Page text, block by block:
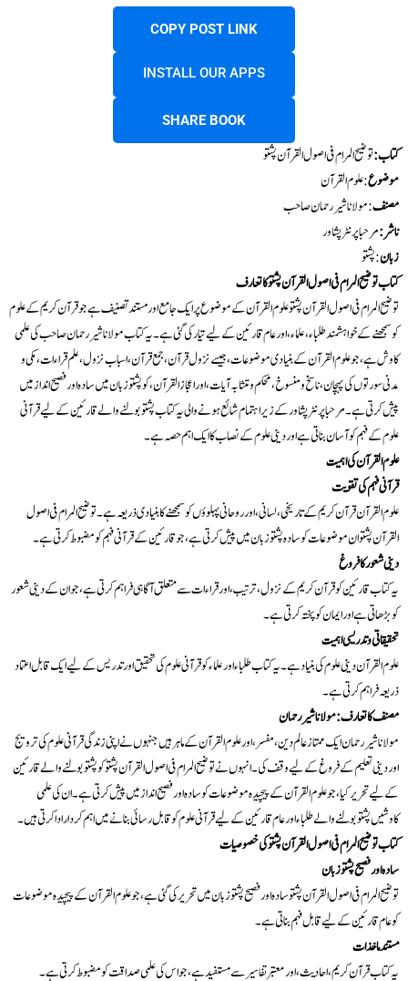
COPY POST LINK
INSTALL OUR APPS
SHARE BOOK
کتاب:توضیح المرام فی اصول القرآن پشتو
موضوع: علوم القرآن
مصنف: مولانا شیر رحمان صاحب
ناشر :مرحبا پرنٹر پشاور
زبان: پشتو
کتاب توضیح المرام فی اصول القرآن پشتو کا تعارف
توضیح المرام فی اصول القرآن پشتو علوم القرآن کے موضوع پر ایک جامع اور مستند تصنیف ہے جو قرآن کریم کے علوم
کو سمجھنے کے خواہشمند طلباء، علماء، اور عام قارئین کے لیے تیار کی گئی ہے۔ یہ کتاب مولانا شیر رحمان صاحب کی علمی
کاوش ہے، جو علوم القرآن کے بنیادی موضوعات، جیسے نزول قرآن، جمع قرآن، اسباب نزول، علم قراءات، مکی و
مدنی سورتوں کی پہچان، ناسخ و منسوخ، محکم و متشابہ آیات، اور اعجاز القرآن، کو پشتو زبان میں سادہ اور فصیح انداز میں
پیش کرتی ہے۔ مرحبا پرنٹر پشاور کے زیر اہتمام شائع ہونے والی یہ کتاب پشتو بولنے والے قارئین کے لیے قرآنی
علوم کے فہم کو آسان بناتی ہے اور دینی علوم کے نصاب کا ایک اہم حصہ ہے۔
علوم القرآن کی اہمیت
قرآنی فہم کی تقویت
علوم القرآن قرآن کریم کے تاریخی، لسانی، اور روحانی پہلوؤں کو سمجھنے کا بنیادی ذریعہ ہے۔ توضیح المرام فی اصول
القرآن پشتو ان موضوعات کو سادہ پشتو زبان میں پیش کرتی ہے، جو قارئین کے قرآنی فہم کو مضبوط کرتی ہے۔
دینی شعور کا فروغ
یہ کتاب قارئین کو قرآن کریم کے نزول، ترتیب، اور قراءات سے متعلق آگاہی فراہم کرتی ہے، جو ان کے دینی شعور
کو بڑھاتی ہے اور ایمان کو پختہ کرتی ہے۔
تحقیقاتی و تدریسی اہمیت
علوم القرآن دینی علوم کی بنیاد ہے۔ یہ کتاب طلباء اور علماء کو قرآنی علوم کی تحقیق اور تدریس کے لیے ایک قابل اعتماد
ذریعہ فراہم کرتی ہے۔
مصنف کا تعارف: مولانا شیر رحمان
مولانا شیر رحمان ایک ممتاز عالم دین، مفسر، اور علوم القرآن کے ماہر ہیں جنہوں نے اپنی زندگی قرآنی علوم کی ترویج
اور دینی تعلیم کے فروغ کے لیے وقف کی۔ انہوں نے توضیح المرام فی اصول القرآن پشتو کو پشتو بولنے والے قارئین
کے لیے تحریر کیا، جو علوم القرآن کے پیچیدہ موضوعات کو سادہ اور فصیح انداز میں پیش کرتی ہے۔ ان کی علمی
کاوشیں پشتو بولنے والے طلباء اور عام قارئین کے لیے قرآنی علوم کو قابل رسائی بنانے میں اہم کردار ادا کرتی ہیں۔
کتاب توضیح المرام فی اصول القرآن پشتو کی خصوصیات
سادہ اور فصیح پشتو زبان
توضیح المرام فی اصول القرآن پشتو سادہ اور فصیح پشتو زبان میں تحریر کی گئی ہے، جو علوم القرآن کے پیچیدہ موضوعات
کو عام قارئین کے لیے قابل فہم بناتی ہے۔
مستند ماخذات
یہ کتاب قرآن کریم، احادیث، اور معتبر تفاسیر سے مستفید ہے، جو اس کی علمی صداقت کو مضبوط کرتی ہے۔